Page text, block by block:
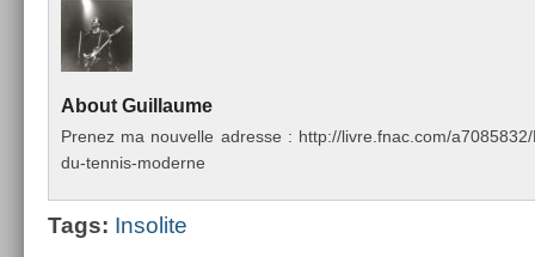
About Guil­laume
Pre­nez ma nouvel­le ad­resse : http://livre.fnac.com/
du-tennis-moderne
Tags: In­solite